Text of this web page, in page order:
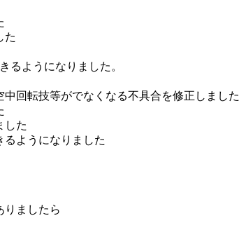
た
るようになりました。
回転技等がでなくなる不具合を修正しました
した
るようになりました
りましたら